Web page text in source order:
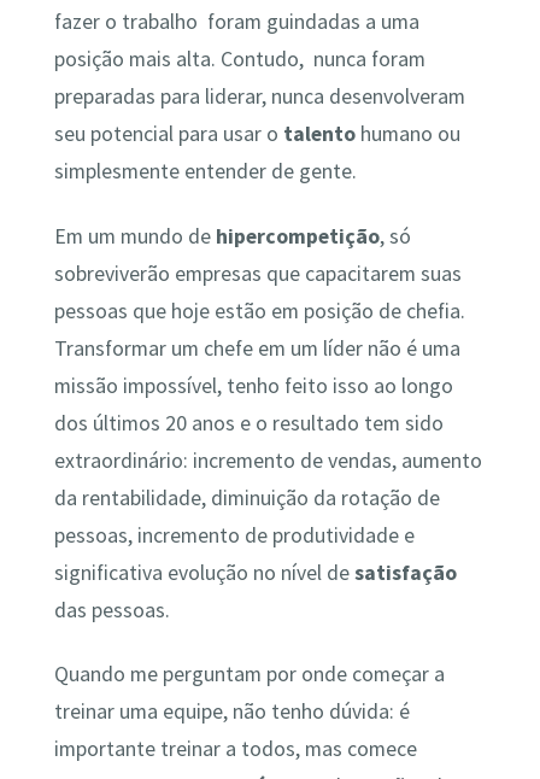
fazer o trabalho foram guindadas a uma
posição mais alta. Contudo, nunca foram
preparadas para liderar, nunca desenvolveram
seu potencial para usar o talentohumano ou
simplesmente entender de gente.
Em um mundo de hipercompetição, só
sobreviverão empresas que capacitarem suas
pessoas que hoje estão em posição de chefia.
Transformar um chefe em um líder não é uma
missão impossível, tenho feito isso ao longo
dos últimos 20 anos e o resultado tem sido
extraordinário: incremento de vendas, aumento
da rentabilidade, diminuição da rotação de
pessoas, incremento de produtividade e
significativa evolução no nível desatisfação
das pessoas.
Quando me perguntam por onde começar a
treinar uma equipe, não tenho dúvida: é
importante treinar a todos, mas comece